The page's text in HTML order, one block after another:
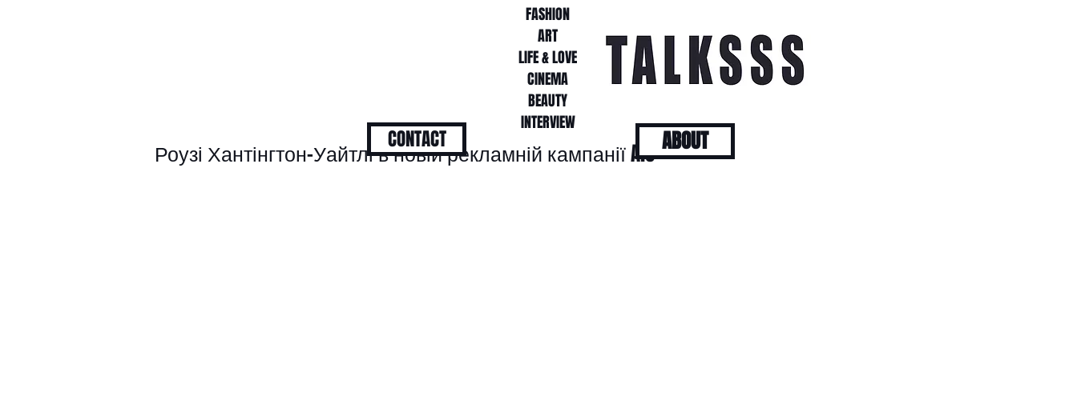
FASHION
ART
LIFE & LOVE
CINEMA
BEAUTY
INTERVIEW
Роузі Хантінгтон-Уайтлі в новій рекламній кампанії Alo
CONTACT ABOUT
FASHION
ART
LIFE & LOVE
CINEMA
BEAUTY
INTERVIEW